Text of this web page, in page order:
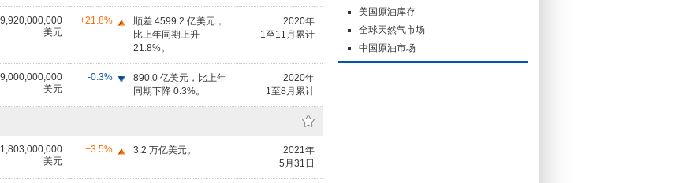
美元
+21.8%
顺差 4599.2 亿美元，
比上年同期上升
21.8%。
2020年
1至11月累计
美元
-0.3%
890.0 亿美元，比上年
同期下降 0.3%。
2020年
1至8月累计
美元
+3.5% 3.2 万亿美元。
2021年
5月31日
美国原油库存
全球天然气市场
中国原油市场